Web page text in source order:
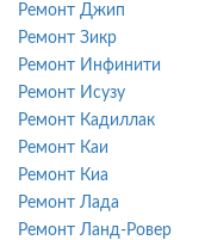
Ремонт Джип
Ремонт Зикр
Ремонт Инфинити
Ремонт Исузу
Ремонт Кадиллак
Ремонт Каи
Ремонт Киа
Ремонт Лада
Ремонт Ланд-Ровер